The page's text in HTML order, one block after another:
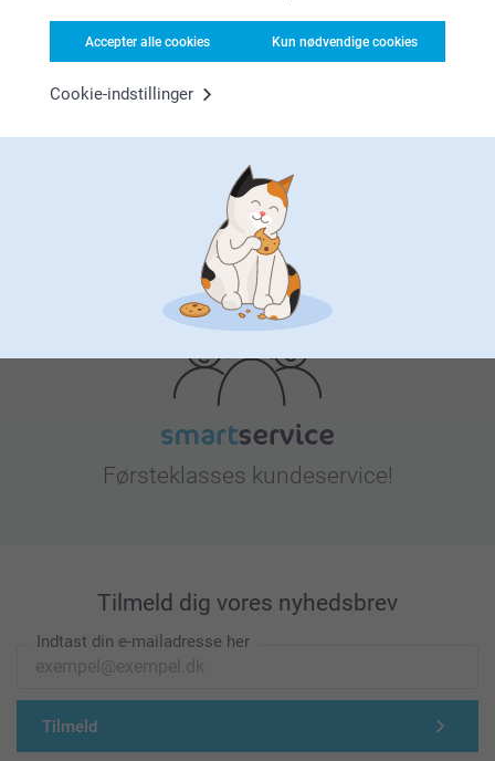
Accepter alle cookies Kun nødvendige cookies
Cookie-indstillingerBonus på alle dine køb
Leder du efter inspiration?
Førsteklasses kundeservice!
Tilmeld dig vores nyhedsbrev
Indtast din e-mailadresse her
Tilmeld